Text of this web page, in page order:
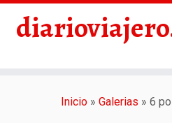
Inicio » Galerias » 6